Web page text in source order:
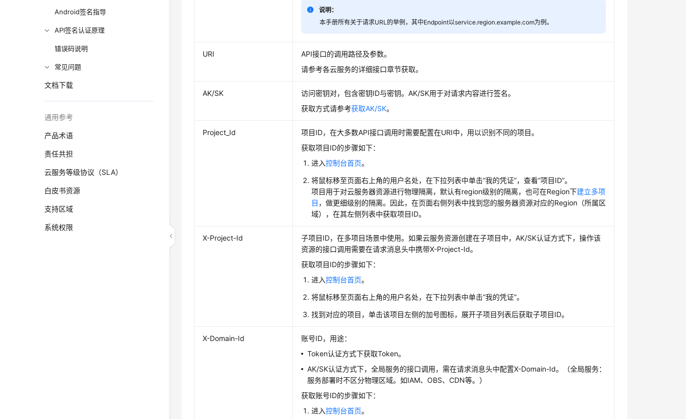
Android签名指导
API签名认证原理
错误码说明
常见问题
文档下载
通用参考
产品术语
责任共担
云服务等级协议（SLA）
白皮书资源
支持区域
系统权限
说明：
本手册所有关于请求URL的举例，其中Endpoint以service.region.example.com为例。
URI
API接口的调用路径及参数。
请参考各云服务的详细接口章节获取。
AK/SK
访问密钥对，包含密钥ID与密钥。AK/SK用于对请求内容进行签名。
获取方式请参考获取AK/SK。
Project_Id
项目ID，在大多数API接口调用时需要配置在URI中，用以识别不同的项目。
获取项目ID的步骤如下：
进入控制台首页。
将鼠标移至页面右上角的用户名处，在下拉列表中单击“我的凭证”，查看“项目ID”。
项目用于对云服务器资源进行物理隔离，默认有region级别的隔离，也可在Region下建立多项
目 ，做更细级别的隔离。因此，在页面右侧列表中找到您的服务器资源对应的Region（所属区
域），在其左侧列表中获取项目ID。
X-Project-Id
子项目ID，在多项目场景中使用。如果云服务资源创建在子项目中，AK/SK认证方式下，操作该
资源的接口调用需要在请求消息头中携带X-Project-Id。
获取项目ID的步骤如下：
进入控制台首页。
将鼠标移至页面右上角的用户名处，在下拉列表中单击“我的凭证”。
找到对应的项目，单击该项目左侧的加号图标，展开子项目列表后获取子项目ID。
X-Domain-Id
账号ID，用途：
Token认证方式下获取Token。
AK/SK认证方式下，全局服务的接口调用，需在请求消息头中配置X-Domain-Id。（全局服务：
服务部署时不区分物理区域。如IAM、OBS、CDN等。）
获取账号ID的步骤如下：
进入控制台首页。